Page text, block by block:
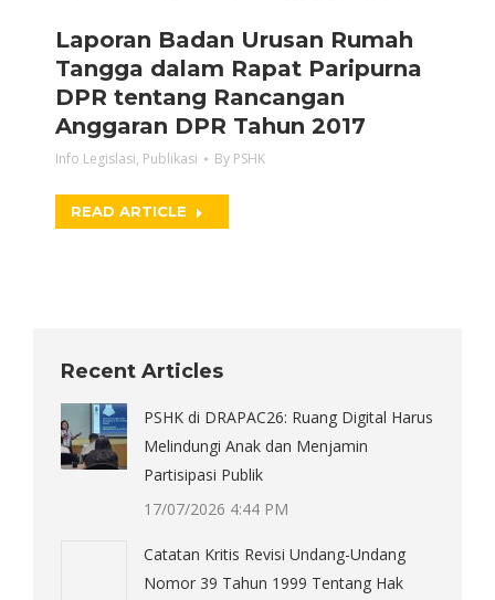
Laporan Badan Urusan Rumah
Tangga dalam Rapat Paripurna
DPR tentang Rancangan
Anggaran DPR Tahun 2017
Info Legislasi, Publikasi By PSHK
READ ARTICLE
Recent Articles
PSHK di DRAPAC26: Ruang Digital Harus
Melindungi Anak dan Menjamin
Partisipasi Publik
17/07/2026 4:44 PM
Catatan Kritis Revisi Undang-Undang
Nomor 39 Tahun 1999 Tentang Hak